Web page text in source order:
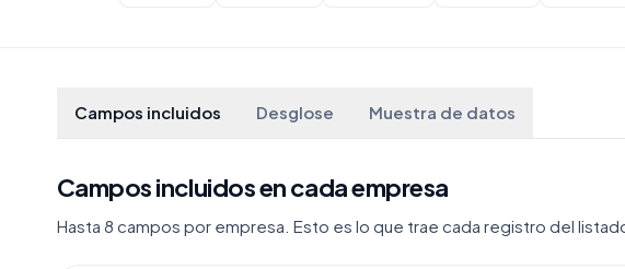
Campos incluidos Desglose Muestra de datos
Campos incluidos en cada empresa
Hasta 8 campos por empresa. Esto es lo que trae cada registro del